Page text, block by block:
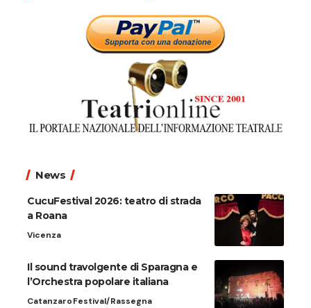
News
CucuFestival 2026: teatro di strada
a Roana
Vicenza
Il sound travolgente di Sparagna e
l’Orchestra popolare italiana
CatanzaroFestival/Rassegna